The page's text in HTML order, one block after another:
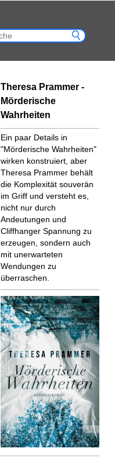
Theresa Prammer -
Mörderische
Wahrheiten
Ein paar Details in
"Mörderische Wahrheiten"
wirken konstruiert, aber
Theresa Prammer behält
die Komplexität souverän
im Griff und versteht es,
nicht nur durch
Andeutungen und
Cliffhanger Spannung zu
erzeugen, sondern auch
mit unerwarteten
Wendungen zu
überraschen.